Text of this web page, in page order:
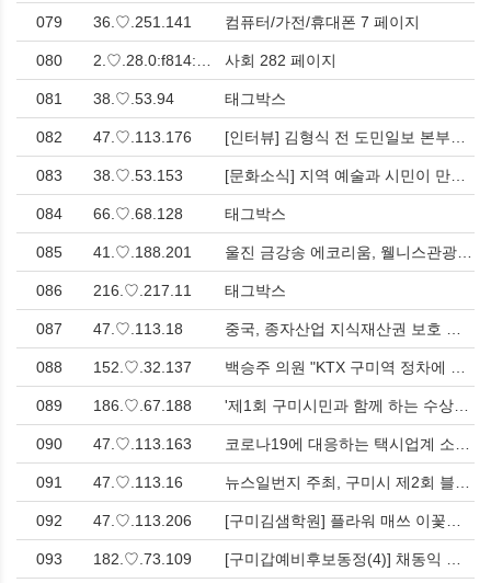
079 36.♡.251.141 컴퓨터/가전/휴대폰 7 페이지
080 사회 282 페이지
081 38.♡.53.94 태그박스
082 47.♡.113.176
083 38.♡.53.153
084 66.♡.68.128 태그박스
085 41.♡.188.201
086 216.♡.217.11 태그박스
087 47.♡.113.18
088 152.♡.32.137
089 186.♡.67.188
090 47.♡.113.163
091 47.♡.113.16
092 47.♡.113.206
093 182.♡.73.109